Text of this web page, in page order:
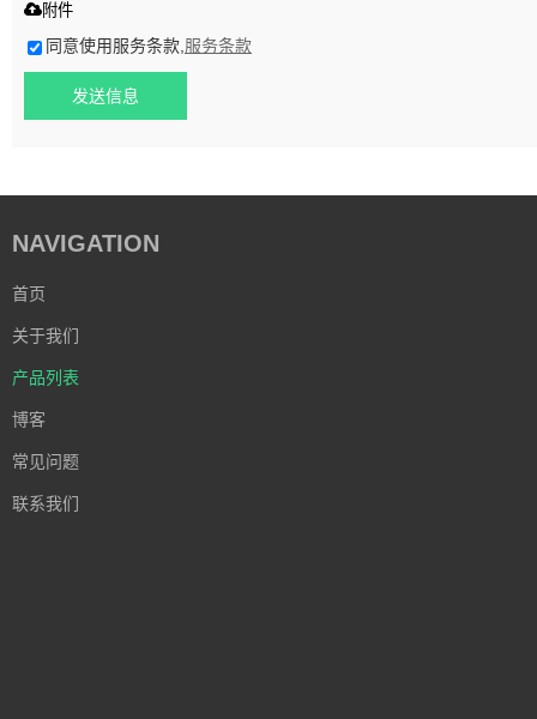
附件
同意使用服务条款, 服务条款
发送信息
NAVIGATION
首页
关于我们
产品列表
博客
常见问题
联系我们